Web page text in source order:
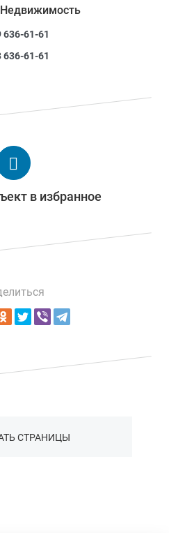
636-61-61
636-61-61
в избранное
СТРАНИЦЫ